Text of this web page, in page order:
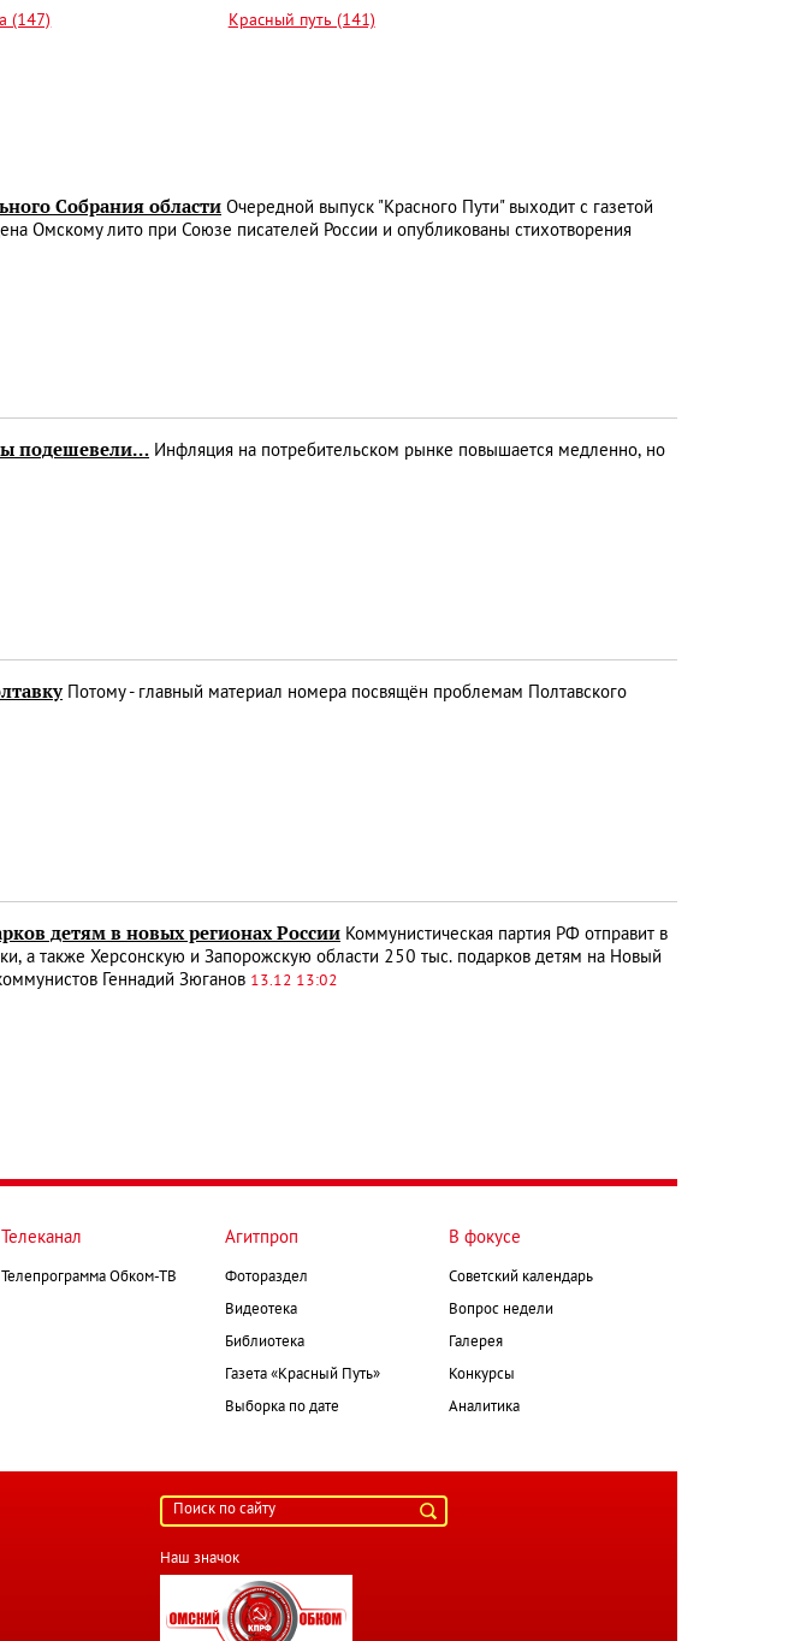
(147) Красный путь (141)
Собрания области Очередной выпуск "Красного Пути" выходит с газетой
Омскому лито при Союзе писателей России и опубликованы стихотворения
подешевели… Инфляция на потребительском рынке повышается медленно, но
Потому - главный материал номера посвящён проблемам Полтавского
детям в новых регионах России Коммунистическая партия РФ отправит в
а также Херсонскую и Запорожскую области 250 тыс. подарков детям на Новый
Геннадий Зюганов 13.12 13:02
Телеканал
Телепрограмма Обком-ТВ
Агитпроп
Фотораздел
Видеотека
Библиотека
Газета «Красный Путь»
Выборка по дате
В фокусе
Советский календарь
Вопрос недели
Галерея
Конкурсы
Аналитика
Наш значок